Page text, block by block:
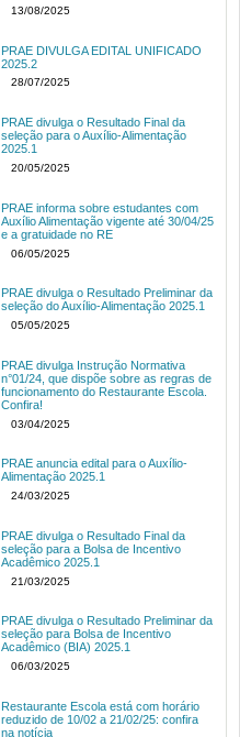
13/08/2025
PRAE DIVULGA EDITAL UNIFICADO
2025.2
28/07/2025
PRAE divulga o Resultado Final da
seleção para o Auxílio-Alimentação
2025.1
20/05/2025
PRAE informa sobre estudantes com
Auxílio Alimentação vigente até 30/04/25
e a gratuidade no RE
06/05/2025
PRAE divulga o Resultado Preliminar da
seleção do Auxílio-Alimentação 2025.1
05/05/2025
PRAE divulga Instrução Normativa
n°01/24, que dispõe sobre as regras de
funcionamento do Restaurante Escola.
Confira!
03/04/2025
PRAE anuncia edital para o Auxílio-
Alimentação 2025.1
24/03/2025
PRAE divulga o Resultado Final da
seleção para a Bolsa de Incentivo
Acadêmico 2025.1
21/03/2025
PRAE divulga o Resultado Preliminar da
seleção para Bolsa de Incentivo
Acadêmico (BIA) 2025.1
06/03/2025
Restaurante Escola está com horário
reduzido de 10/02 a 21/02/25: confira
na notícia